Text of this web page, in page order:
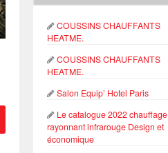
COUSSINS CHAUFFANTS
HEATME.
COUSSINS CHAUFFANTS
HEATME.
Salon Equip’ Hotel Paris
Le catalogue 2022 chauffage
rayonnant infrarouge Design et
économique